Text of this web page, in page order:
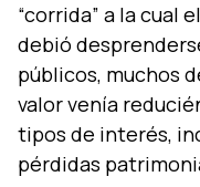
“corrida” a la cual
debió
públicos, muchos
valor venía
tipos de interés,
pérdidas